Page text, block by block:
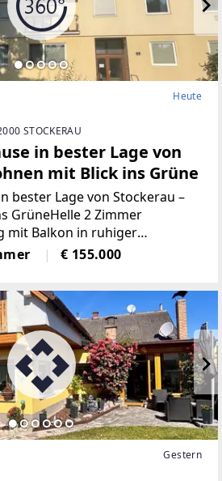
Heute
STOCKERAU
in bester Lage von
mit Blick ins Grüne
bester Lage von Stockerau –
GrüneHelle 2 Zimmer
mit Balkon in ruhiger
überzeugen nicht
sondern vor allem durch ihre
€ 155.000
Gestern